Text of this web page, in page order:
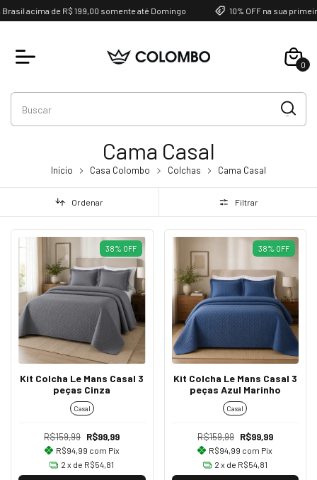
acima de R$ 199,00 somente até Domingo 10% OFF na sua
0
Cama Casal
Início Casa Colombo Colchas Cama Casal
Ordenar Filtrar
38% OFF
Kit Colcha Le Mans Casal 3
peças Cinza
Casal
R$159,99 R$99,99
R$94,99 com Pix
2 x de R$54,81
38% OFF
Kit Colcha Le Mans Casal 3
peças Azul Marinho
Casal
R$159,99 R$99,99
R$94,99 com Pix
2 x de R$54,81